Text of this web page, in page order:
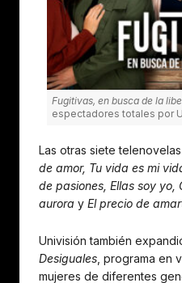
Fugitivas, en busca de la
espectadores totales por
Las otras siete
de amor, Tu vida es mi
de pasiones, Ellas soy yo,
aurora y El precio de
Univisión también
Desiguales , programa en
mujeres de diferentes